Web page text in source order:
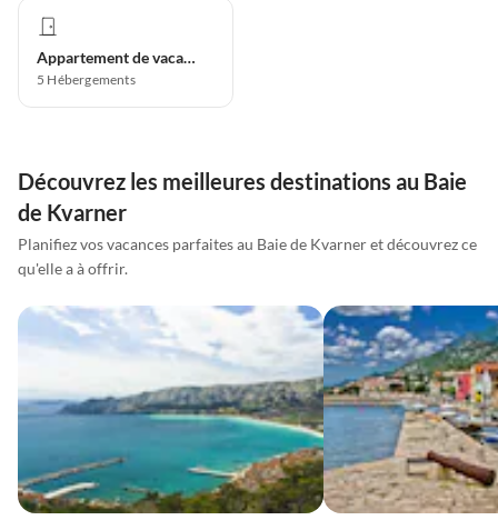
Appartement de vacances
5 Hébergements
Découvrez les meilleures destinations au Baie
de Kvarner
Planifiez vos vacances parfaites au Baie de Kvarner et découvrez ce
qu'elle a à offrir.